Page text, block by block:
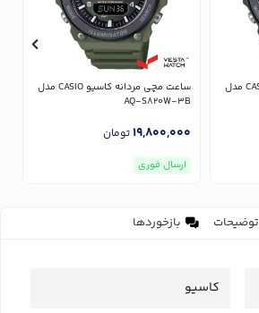
ساعت مچی مردانه کاسیو CASIO مدل
ساعت مچی مردانه کاسیو CASIO مدل
AQ-S820W-3B
19,800,000تومان
ارسال فوری
توضیحات بازخوردها
کاسیو